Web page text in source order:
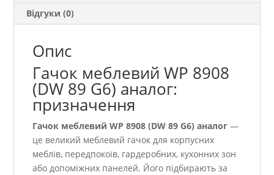
Відгуки (0)
Опис
Гачок меблевий WР 8908
(DW 89 G6) аналог:
призначення
Гачок меблевий WР 8908 (DW 89 G6) аналог —
це великий меблевий гачок для корпусних
меблів, передпокоїв, гардеробних, кухонних зон
або допоміжних панелей. Його підбирають за